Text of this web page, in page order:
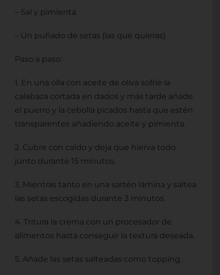
– Sal y pimienta
– Un puñado de setas (las que quieras)
Paso a paso:
1. En una olla con aceite de oliva sofríe la
calabaza cortada en dados y más tarde añade
el puerro y la cebolla picados hasta que estén
transparentes añadiendo aceite y pimienta.
2. Cubre con caldo y deja que hierva todo
junto durante 15 minutos.
3. Mientras tanto en una sartén lámina y saltea
las setas escogidas durante 3 minutos.
4. Tritura la crema con un procesador de
alimentos hasta conseguir la textura deseada.
5. Añade las setas salteadas como topping.